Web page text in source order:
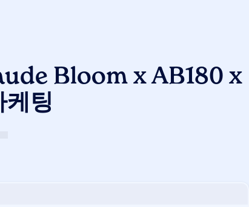
Bloom x AB180 x
팅